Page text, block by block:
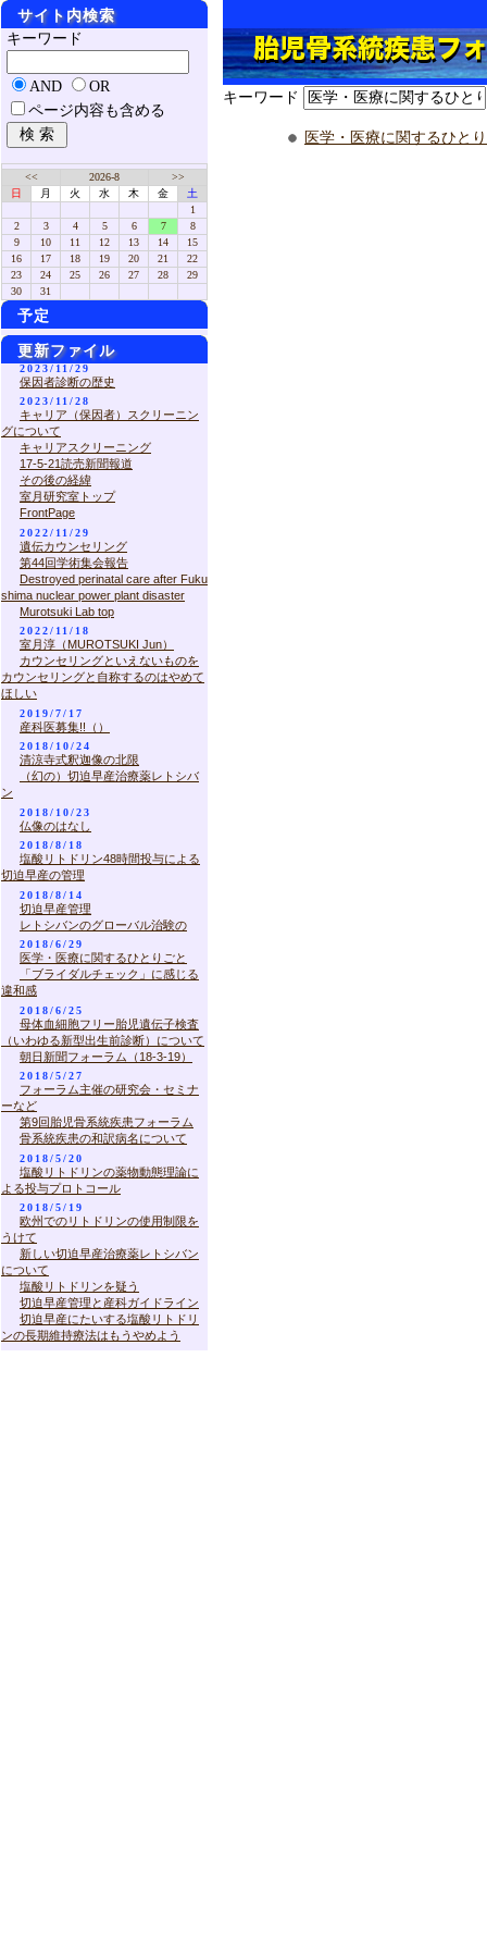
キーワード
医学・医療に関するひと
サイト内検索
キーワード
AND
OR
ページ内容も含める
<< 2026-8
>>
日
月 火 水 木 金
土
1
2
3 4 5 6 7
8
9
10 11 12 13 14
15
16
17 18 19 20 21
22
23
24 25 26 27 28
29
30
31
予定
更新ファイル
2023/11/29
保因者診断の歴史
2023/11/28
キャリア（保因者）スクリーニン
グについて
キャリアスクリーニング
17-5-21読売新聞報道
その後の経緯
室月研究室トップ
FrontPage
2022/11/29
遺伝カウンセリング
第44回学術集会報告
Destroyed perinatal care after Fuku
shima nuclear power plant disaster
Murotsuki Lab top
2022/11/18
室月淳（MUROTSUKI Jun）
カウンセリングといえないものを
カウンセリングと自称するのはやめて
ほしい
2019/7/17
産科医募集!!（）
2018/10/24
清涼寺式釈迦像の北限
（幻の）切迫早産治療薬レトシバ
ン
2018/10/23
仏像のはなし
2018/8/18
塩酸リトドリン48時間投与による
切迫早産の管理
2018/8/14
切迫早産管理
レトシバンのグローバル治験の
2018/6/29
医学・医療に関するひとりごと
「ブライダルチェック」に感じる
違和感
2018/6/25
母体血細胞フリー胎児遺伝子検査
（いわゆる新型出生前診断）について
朝日新聞フォーラム（18-3-19）
2018/5/27
フォーラム主催の研究会・セミナ
ーなど
第9回胎児骨系統疾患フォーラム
骨系統疾患の和訳病名について
2018/5/20
塩酸リトドリンの薬物動態理論に
よる投与プロトコール
2018/5/19
欧州でのリトドリンの使用制限を
うけて
新しい切迫早産治療薬レトシバン
について
塩酸リトドリンを疑う
切迫早産管理と産科ガイドライン
切迫早産にたいする塩酸リトドリ
ンの長期維持療法はもうやめよう